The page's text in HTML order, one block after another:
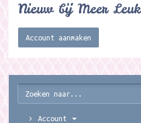
Nieuw bij Meer
Account aanmaken
Account